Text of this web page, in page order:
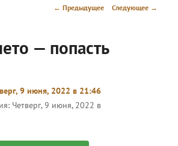
Навигация
← Предыдущее Следующее →
— попасть
9 июня, 2022 в 21:46
Четверг, 9 июня, 2022 в